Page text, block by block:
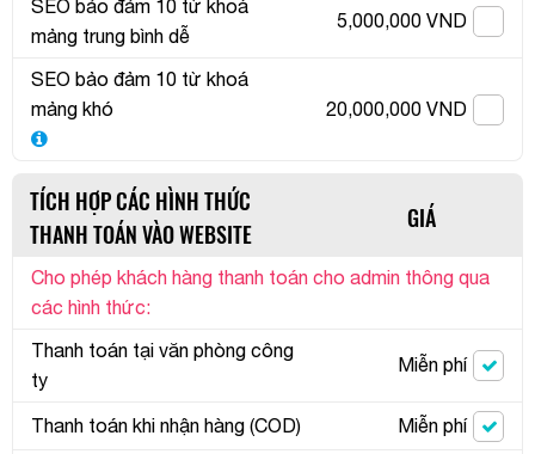
SEO bảo đảm 10 từ khoá
mảng trung bình dễ
5,000,000 VND
SEO bảo đảm 10 từ khoá
mảng khó
20,000,000 VND
TÍCH HỢP CÁC HÌNH THỨC
THANH TOÁN VÀO WEBSITE
GIÁ
Cho phép khách hàng thanh toán cho admin thông qua
các hình thức:
Thanh toán tại văn phòng công
ty
Miễn phí
Thanh toán khi nhận hàng (COD) Miễn phí